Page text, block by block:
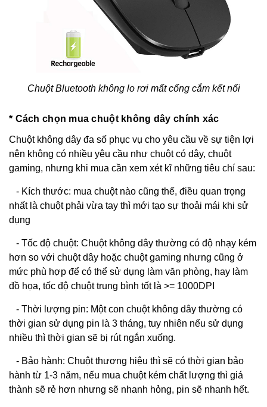
Chuột Bluetooth không lo rơi mất cổng cắm kết nối
* Cách chọn mua chuột không dây chính xác
Chuột không dây đa số phục vụ cho yêu cầu về sự tiện lợi
nên không có nhiều yêu cầu như chuột có dây, chuột
gaming, nhưng khi mua cần xem xét kĩ những tiêu chí sau:
- Kích thước: mua chuột nào cũng thế, điều quan trọng
nhất là chuột phải vừa tay thì mới tạo sự thoải mái khi sử
dụng
- Tốc độ chuột: Chuột không dây thường có độ nhạy kém
hơn so với chuột dây hoặc chuột gaming nhưng cũng ở
mức phù hợp để có thể sử dụng làm văn phòng, hay làm
đồ họa, tốc độ chuột trung bình tốt là >= 1000DPI
- Thời lượng pin: Một con chuột không dây thường có
thời gian sử dụng pin là 3 tháng, tuy nhiên nếu sử dụng
nhiều thì thời gian sẽ bị rút ngắn xuống.
- Bảo hành: Chuột thương hiệu thì sẽ có thời gian bảo
hành từ 1-3 năm, nếu mua chuột kém chất lượng thì giá
thành sẽ rẻ hơn nhưng sẽ nhanh hỏng, pin sẽ nhanh hết.